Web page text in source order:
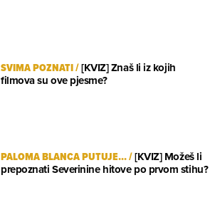
SVIMA POZNATI/[KVIZ] Znaš li iz kojih
filmova su ove pjesme?
PALOMA BLANCA PUTUJE.../[KVIZ] Možeš li
prepoznati Severinine hitove po prvom stihu?